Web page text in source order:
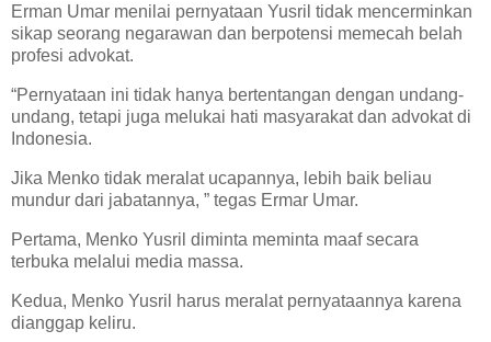
Erman Umar menilai pernyataan Yusril tidak mencerminkan
sikap seorang negarawan dan berpotensi memecah belah
profesi advokat.
“Pernyataan ini tidak hanya bertentangan dengan undang-
undang, tetapi juga melukai hati masyarakat dan advokat di
Indonesia.
Jika Menko tidak meralat ucapannya, lebih baik beliau
mundur dari jabatannya, ” tegas Ermar Umar.
Pertama, Menko Yusril diminta meminta maaf secara
terbuka melalui media massa.
Kedua, Menko Yusril harus meralat pernyataannya karena
dianggap keliru.